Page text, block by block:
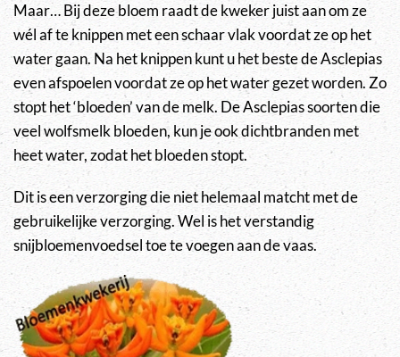
Maar… Bij deze bloem raadt de kweker juist aan om ze
wél af te knippen met een schaar vlak voordat ze op het
water gaan. Na het knippen kunt u het beste de Asclepias
even afspoelen voordat ze op het water gezet worden. Zo
stopt het ‘bloeden’ van de melk. De Asclepias soorten die
veel wolfsmelk bloeden, kun je ook dichtbranden met
heet water, zodat het bloeden stopt.
Dit is een verzorging die niet helemaal matcht met de
gebruikelijke verzorging. Wel is het verstandig
snijbloemenvoedsel toe te voegen aan de vaas.